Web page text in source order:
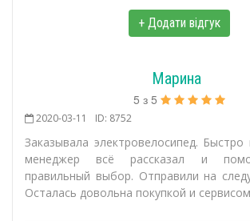
+ Додати відгук
Марина
5 з 5
2020-03-11 ID: 8752
Заказывала электровелосипед. Быстро
менеджер всё рассказал и
правильный выбор. Отправили на
Осталась довольна покупкой и